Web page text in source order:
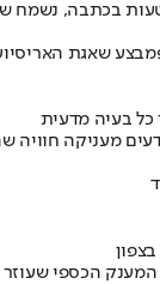
בכתבה, נשמח
מבצע שאגת הארי
כל בעיה מדעית
מעניקה חוויה
הכספי שעוזר